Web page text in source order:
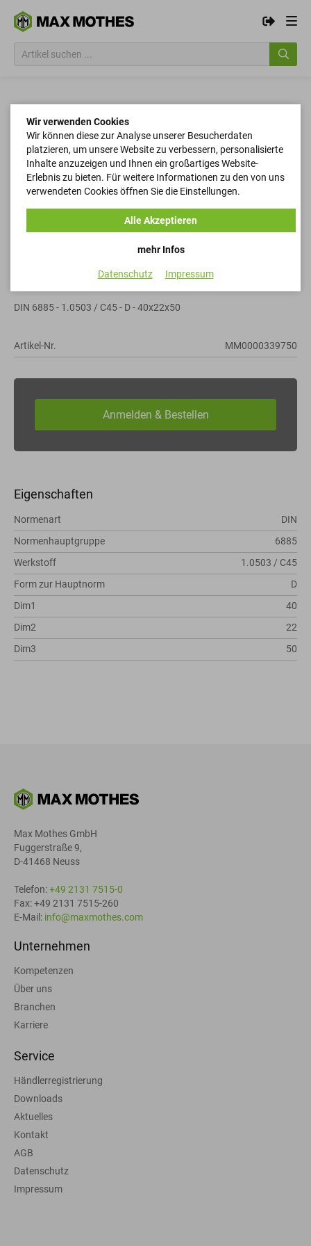
Passfedern
DIN 6885 - 1.0503 / C45 - D - 40x22x50
Artikel-Nr. MM0000339750
Eigenschaften
Normenart
DIN
Normenhauptgruppe
6885
Werkstoff
1.0503 / C45
Form zur Hauptnorm
D
Dim1
40
Dim2
22
Dim3
50
Max Mothes GmbH
Fuggerstraße 9,
D-41468 Neuss
Telefon:+49 2131 7515-0
Fax: +49 2131 7515-260
E-Mail: info@maxmothes.com
Unternehmen
Kompetenzen
Über uns
Branchen
Karriere
Service
Händlerregistrierung
Downloads
Aktuelles
Kontakt
AGB
Datenschutz
Impressum
Wir verwenden Cookies
Wir können diese zur Analyse unserer Besucherdaten
platzieren, um unsere Website zu verbessern, personalisierte
Inhalte anzuzeigen und Ihnen ein großartiges Website-
Erlebnis zu bieten. Für weitere Informationen zu den von uns
verwendeten Cookies öffnen Sie die Einstellungen.
mehr Infos
Alle Akzeptieren
Datenschutz Impressum